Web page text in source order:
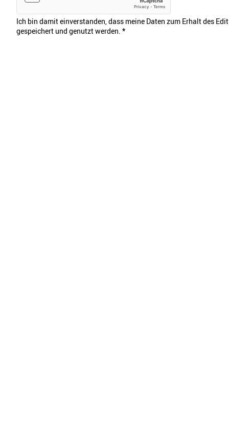
Ich bin damit einverstanden, dass meine Daten zum Erhalt des
gespeichert und genutzt werden. *